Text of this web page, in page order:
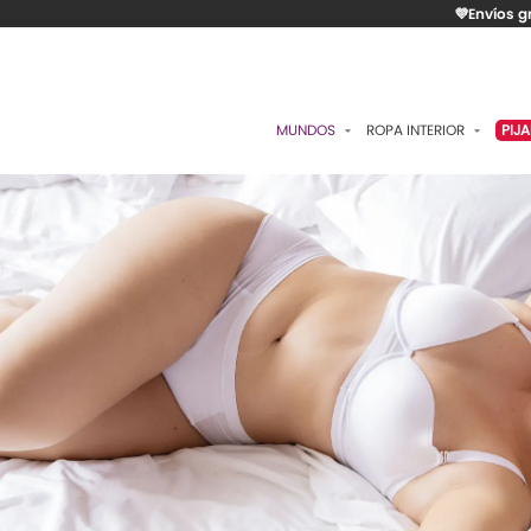
💜Envíos
MUNDOS
ESENCIAL
ROMÁNTICA
CONTROL
RITUALES
ROPA INTERIOR
BRASIERES
CAMISETAS
BODIES
ACCESORIOS
LO MÁS VENDIDO
MATERNIDAD